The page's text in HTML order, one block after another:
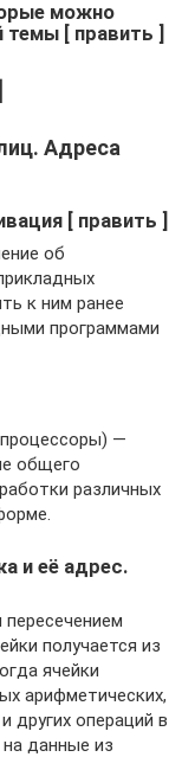
можно
темы [ править ]
Адреса
[ править ]
об
к ним ранее
программами
—
общего
различных
и её адрес.
получается из
ячейки
арифметических,
других операций в
данные из